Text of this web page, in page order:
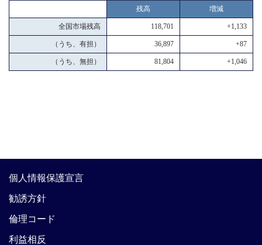
残高 増減
全国市場残高 118,701 +1,133
（うち、有担） 36,897 +87
（うち、無担） 81,804 +1,046
個人情報保護宣言
勧誘方針
倫理コード
利益相反